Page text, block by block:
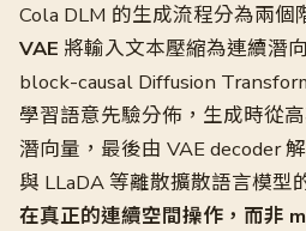
Cola DLM 的生成流程分為兩個
VAE 將輸入文本壓縮為連續潛
block-causal Diffusion
學習語意先驗分佈，生成時從
潛向量，最後由 VAE decoder
與 LLaDA 等離散擴散語言模型
在真正的連續空間操作，而非